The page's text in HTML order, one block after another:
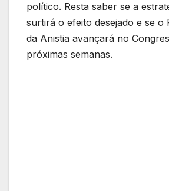
político. Resta saber se a
surtirá o efeito desejado e se o
da Anistia avançará no
próximas semanas.